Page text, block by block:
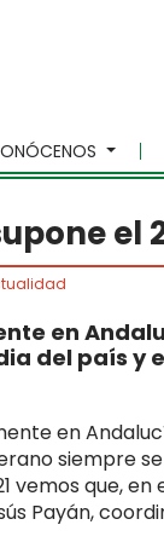
el
en
del país y
en
siempre
vemos que,
Payán,